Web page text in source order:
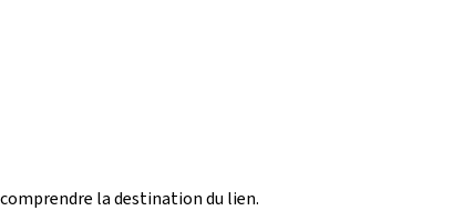
la destination du lien.